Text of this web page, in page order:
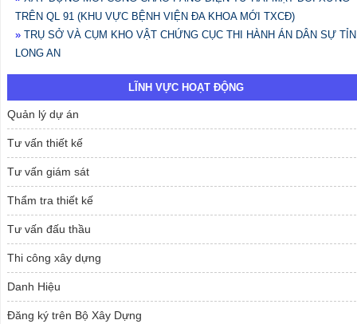
TRÊN QL 91 (KHU VỰC BỆNH VIỆN ĐA KHOA MỚI TXCĐ)
» TRỤ SỞ VÀ CỤM KHO VẬT CHỨNG CỤC THI HÀNH ÁN DÂN SỰ
LONG AN
LĨNH VỰC HOẠT ĐỘNG
Quản lý dự án
Tư vấn thiết kế
Tư vấn giám sát
Thẩm tra thiết kế
Tư vấn đấu thầu
Thi công xây dựng
Danh Hiệu
Đăng ký trên Bộ Xây Dựng